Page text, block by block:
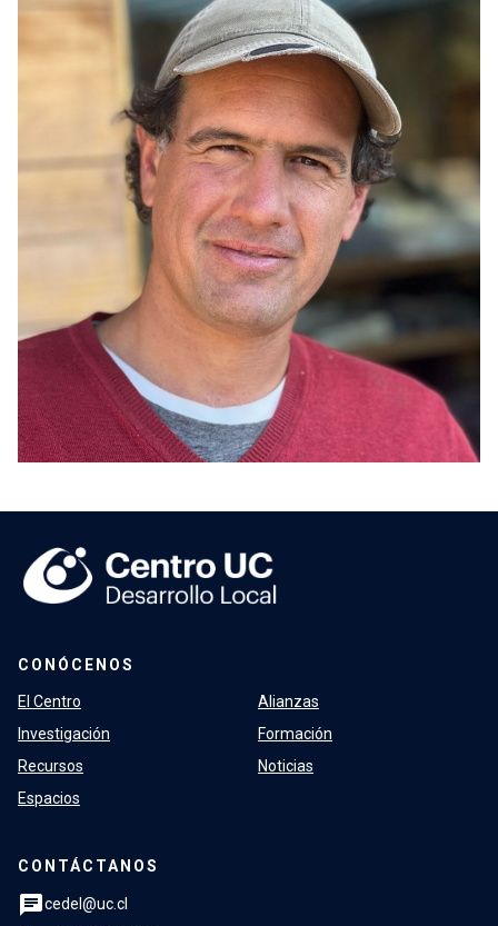
CONÓCENOS
El Centro
Investigación
Recursos
Espacios
Alianzas
Formación
Noticias
CONTÁCTANOS
chatcedel@uc.cl